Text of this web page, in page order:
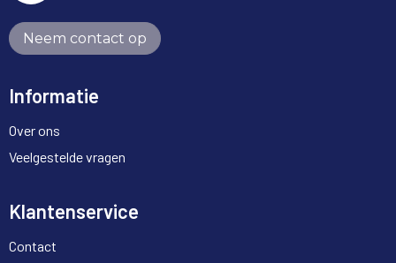
Neem contact op
Informatie
Over ons
Veelgestelde vragen
Klantenservice
Contact